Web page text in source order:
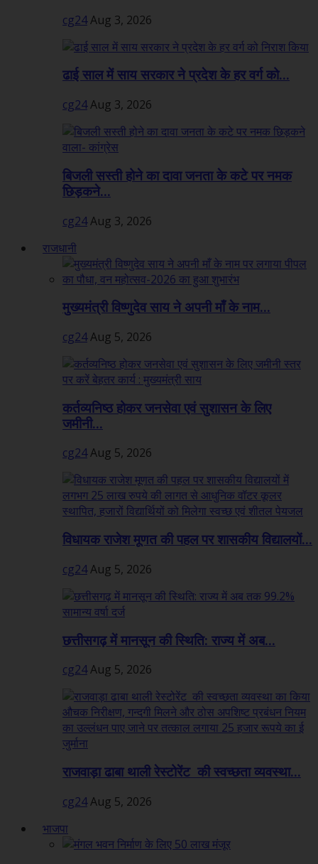
cg24Aug 3, 2026
ढाई साल में साय सरकार ने प्रदेश के हर वर्ग को...
cg24Aug 3, 2026
बिजली सस्ती होने का दावा जनता के कटे पर नमक
छिड़कने...
cg24Aug 3, 2026
राजधानी
मुख्यमंत्री विष्णुदेव साय ने अपनी माँ के नाम...
cg24Aug 5, 2026
कर्तव्यनिष्ठ होकर जनसेवा एवं सुशासन के लिए
जमीनी...
cg24Aug 5, 2026
विधायक राजेश मूणत की पहल पर शासकीय विद्यालयों...
cg24Aug 5, 2026
छत्तीसगढ़ में मानसून की स्थिति: राज्य में अब...
cg24Aug 5, 2026
राजवाड़ा ढाबा थाली रेस्टोरेंट की स्वच्छता व्यवस्था...
cg24Aug 5, 2026
भाजपा